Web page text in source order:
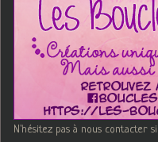
N'hésitez pas à nous contacter